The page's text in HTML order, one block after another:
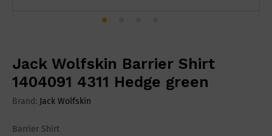
Jack Wolfskin Barrier Shirt
1404091 4311 Hedge green
Brand: Jack Wolfskin
Barrier Shirt